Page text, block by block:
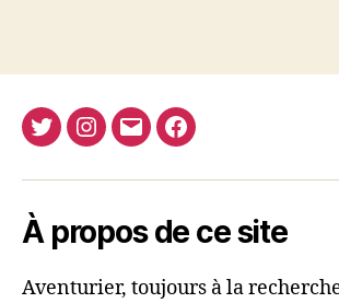
TwitterInstagram
E-
Facebook
À propos de ce site
Aventurier, toujours à la